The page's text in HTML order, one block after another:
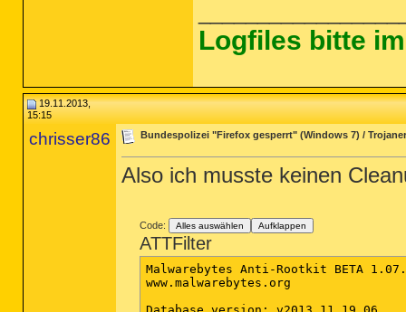
Logfiles bitte
19.11.2013,
15:15
chrisser86 Bundespolizei "Firefox gesperrt" (Windows 7) /
Also ich musste keinen
Code: Alles auswählen Aufklappen
ATTFilter
Malwarebytes Anti-Rootkit BETA
www.malwarebytes.org